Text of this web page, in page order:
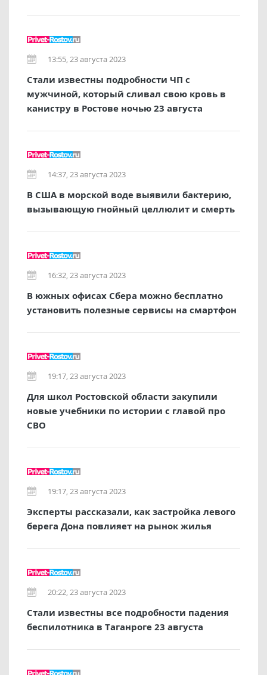
13:55, 23 августа 2023
Стали известны подробности ЧП с
мужчиной, который сливал свою кровь в
канистру в Ростове ночью 23 августа
14:37, 23 августа 2023
В США в морской воде выявили бактерию,
вызывающую гнойный целлюлит и смерть
16:32, 23 августа 2023
В южных офисах Сбера можно бесплатно
установить полезные сервисы на смартфон
19:17, 23 августа 2023
Для школ Ростовской области закупили
новые учебники по истории с главой про
СВО
19:17, 23 августа 2023
Эксперты рассказали, как застройка левого
берега Дона повлияет на рынок жилья
20:22, 23 августа 2023
Стали известны все подробности падения
беспилотника в Таганроге 23 августа